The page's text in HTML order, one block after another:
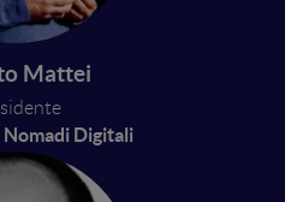
Mattei
Nomadi Digitali